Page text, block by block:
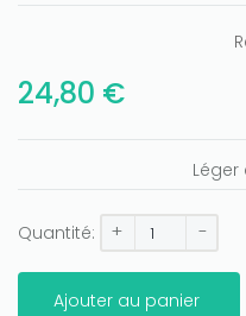
24,80 €
Quantité: + -
Ajouter au panier
if
amount on your credits!